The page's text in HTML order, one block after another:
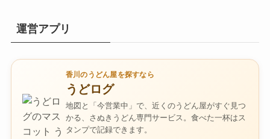
運営アプリ
香川のうどん屋を探すなら
うどログ
地図と「今営業中」で、近くのうどん屋がすぐ見つ
かる、さぬきうどん専門サービス。食べた一杯はス
タンプで記録できます。